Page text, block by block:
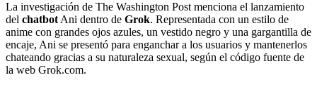
La investigación de The Washington Post menciona el lanzamiento
del chatbot Ani dentro de Grok. Representada con un estilo de
anime con grandes ojos azules, un vestido negro y una gargantilla de
encaje, Ani se presentó para enganchar a los usuarios y mantenerlos
chateando gracias a su naturaleza sexual, según el código fuente de
la web Grok.com.